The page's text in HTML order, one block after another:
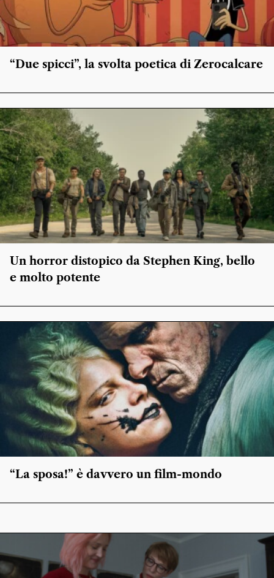
“Due spicci”, la svolta poetica di Zerocalcare
Un horror distopico da Stephen King, bello
e molto potente
“La sposa!” è davvero un film-mondo